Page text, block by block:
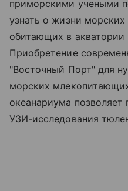
приморскими учеными
узнать о жизни
обитающих в акватории
Приобретение
"Восточный Порт" для
морских
океанариума позволяет
УЗИ-исследования